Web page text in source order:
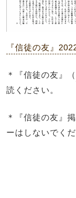
『信徒の友』
＊『信徒の友』（
読ください。
＊『信徒の友』
ーはしないでくだ